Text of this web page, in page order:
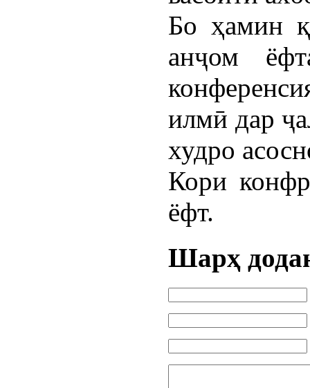
Бо ҳамин
анҷом
илмӣ дар
худро
Кори
ёфт.
Шарҳ